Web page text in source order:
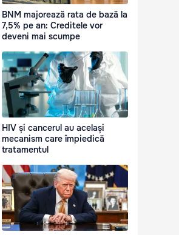
BNM majorează rata de bază la
7,5% pe an: Creditele vor
deveni mai scumpe
HIV și cancerul au același
mecanism care împiedică
tratamentul